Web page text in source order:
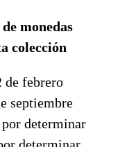
monedas
colección
febrero
septiembre
determinar